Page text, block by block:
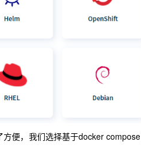
便，我们选择基于docker